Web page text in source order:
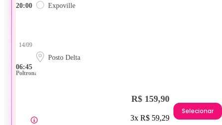
20:00 Expoville
06:45
14/09
Posto Delta
Poltrona
R$ 159,90
3x R$ 59,29
Selecionar